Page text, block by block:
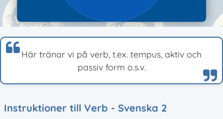
Här tränar vi på verb, t.ex. tempus, aktiv och
passiv form o.s.v.
Instruktioner till Verb - Svenska 2